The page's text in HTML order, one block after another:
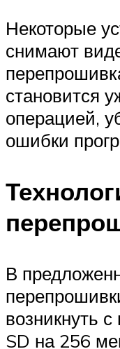
Некоторые
снимают
становится
операцией,
ошибки
В
возникнуть
SD на 256